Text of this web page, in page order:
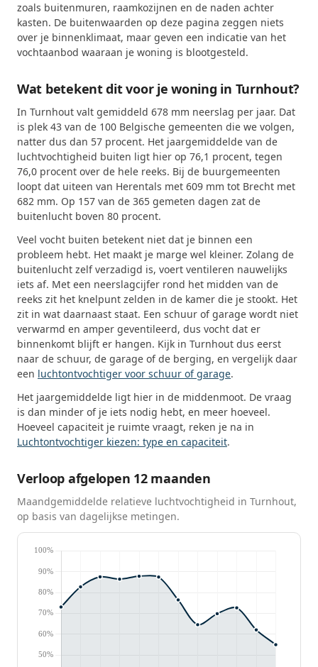
zoals buitenmuren, raamkozijnen en de naden achter
kasten. De buitenwaarden op deze pagina zeggen niets
over je binnenklimaat, maar geven een indicatie van het
vochtaanbod waaraan je woning is blootgesteld.
Wat betekent dit voor je woning in Turnhout?
In Turnhout valt gemiddeld 678 mm neerslag per jaar. Dat
is plek 43 van de 100 Belgische gemeenten die we volgen,
natter dus dan 57 procent. Het jaargemiddelde van de
luchtvochtigheid buiten ligt hier op 76,1 procent, tegen
76,0 procent over de hele reeks. Bij de buurgemeenten
loopt dat uiteen van Herentals met 609 mm tot Brecht met
682 mm. Op 157 van de 365 gemeten dagen zat de
buitenlucht boven 80 procent.
Veel vocht buiten betekent niet dat je binnen een
probleem hebt. Het maakt je marge wel kleiner. Zolang de
buitenlucht zelf verzadigd is, voert ventileren nauwelijks
iets af. Met een neerslagcijfer rond het midden van de
reeks zit het knelpunt zelden in de kamer die je stookt. Het
zit in wat daarnaast staat. Een schuur of garage wordt niet
verwarmd en amper geventileerd, dus vocht dat er
binnenkomt blijft er hangen. Kijk in Turnhout dus eerst
naar de schuur, de garage of de berging, en vergelijk daar
een luchtontvochtiger voor schuur of garage.
Het jaargemiddelde ligt hier in de middenmoot. De vraag
is dan minder of je iets nodig hebt, en meer hoeveel.
Hoeveel capaciteit je ruimte vraagt, reken je na in
Luchtontvochtiger kiezen: type en capaciteit.
Verloop afgelopen 12 maanden
Maandgemiddelde relatieve luchtvochtigheid in Turnhout,
op basis van dagelijkse metingen.